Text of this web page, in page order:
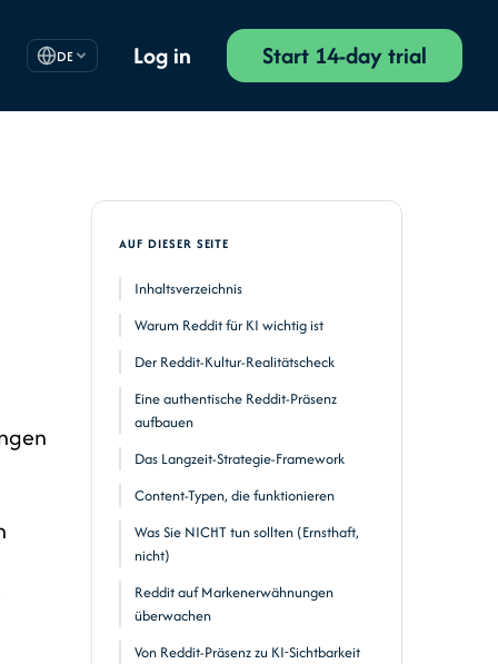
DE Log in Start 14-day trial
AUF DIESER SEITE
Inhaltsverzeichnis
Warum Reddit für KI wichtig ist
Der Reddit-Kultur-Realitätscheck
Eine authentische Reddit-Präsenz
aufbauen
Das Langzeit-Strategie-Framework
Content-Typen, die funktionieren
Was Sie NICHT tun sollten (Ernsthaft,
nicht)
Reddit auf Markenerwähnungen
überwachen
Von Reddit-Präsenz zu KI-Sichtbarkeit